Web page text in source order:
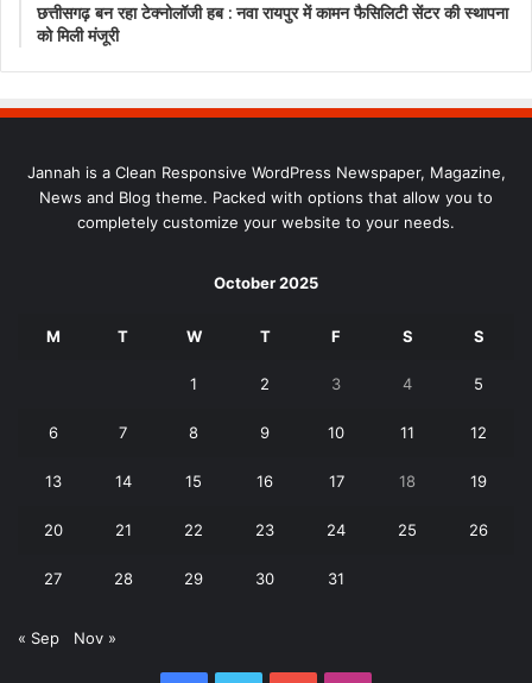
छत्तीसगढ़ बन रहा टेक्नोलॉजी हब : नवा रायपुर में कामन फैसिलिटी सेंटर की स्थापना
को मिली मंजूरी
Jannah is a Clean Responsive WordPress Newspaper, Magazine,
News and Blog theme. Packed with options that allow you to
completely customize your website to your needs.
October 2025
M T W T F S S
1 2 3 4 5
6 7 8 9 10 11 12
13 14 15 16 17 18 19
20 21 22 23 24 25 26
27 28 29 30 31
« Sep Nov »